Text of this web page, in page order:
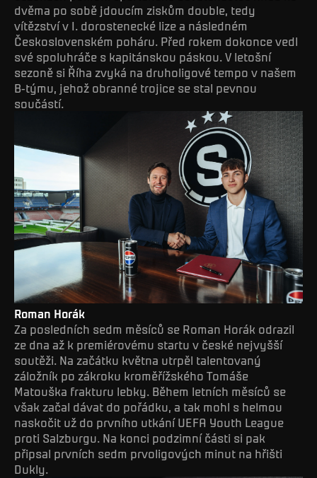
dvěma po sobě jdoucím ziskům double, tedy
vítězství v I. dorostenecké lize a následném
Československém poháru. Před rokem dokonce vedl
své spoluhráče s kapitánskou páskou. V letošní
sezoně si Říha zvyká na druholigové tempo v našem
B-týmu, jehož obranné trojice se stal pevnou
součástí.
Roman Horák
Za posledních sedm měsíců se Roman Horák odrazil
ze dna až k premiérovému startu v české nejvyšší
soutěži. Na začátku května utrpěl talentovaný
záložník po zákroku kroměřížského Tomáše
Matouška frakturu lebky. Během letních měsíců se
však začal dávat do pořádku, a tak mohl s helmou
naskočit už do prvního utkání UEFA Youth League
proti Salzburgu. Na konci podzimní části si pak
připsal prvních sedm prvoligových minut na hřišti
Dukly.